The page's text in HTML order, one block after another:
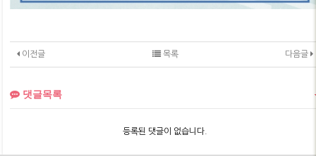
이전글 다음글
목록
댓글목록
등록된 댓글이 없습니다.